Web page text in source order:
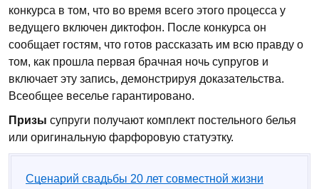
конкурса в том, что во время всего этого процесса у
ведущего включен диктофон. После конкурса он
сообщает гостям, что готов рассказать им всю правду о
том, как прошла первая брачная ночь супругов и
включает эту запись, демонстрируя доказательства.
Всеобщее веселье гарантировано.
Призы супруги получают комплект постельного белья
или оригинальную фарфоровую статуэтку.
Сценарий свадьбы 20 лет совместной жизни